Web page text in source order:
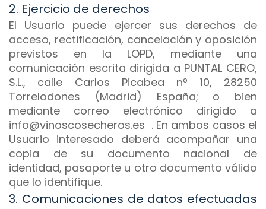
2. Ejercicio de derechos
El Usuario puede ejercer sus derechos de
acceso, rectificación, cancelación y oposición
previstos en la LOPD, mediante una
comunicación escrita dirigida a PUNTAL CERO,
S.L., calle Carlos Picabea nº 10, 28250
Torrelodones (Madrid) España; o bien
mediante correo electrónico dirigido a
info@vinoscosecheros.es . En ambos casos el
Usuario interesado deberá acompañar una
copia de su documento nacional de
identidad, pasaporte u otro documento válido
que lo identifique.
3. Comunicaciones de datos efectuadas